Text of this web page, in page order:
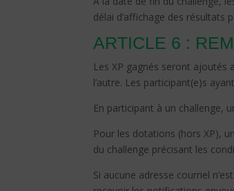
délai d’affichage des résultats
ARTICLE 6 :
Les XP gagnés seront ajoutés
l’autre. Les participant(e)s
En participant à un challenge,
Pour les dotations (hors XP),
du challenge précisant les
Si aucune adresse courriel